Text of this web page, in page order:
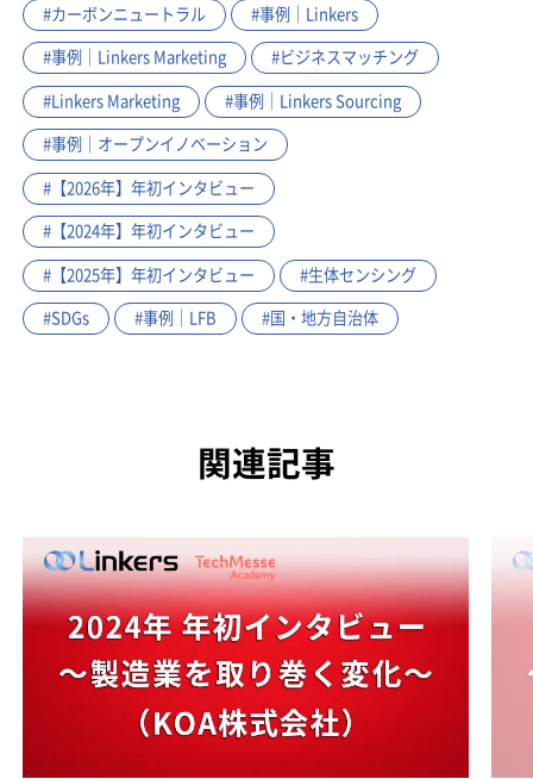
#カーボンニュートラル #事例｜Linkers
#事例｜Linkers Marketing #ビジネスマッチング
#Linkers Marketing #事例｜Linkers Sourcing
#事例｜オープンイノベーション
#【2026年】年初インタビュー
#【2024年】年初インタビュー
#【2025年】年初インタビュー #生体センシング
#SDGs #事例｜LFB #国・地方自治体
関連記事